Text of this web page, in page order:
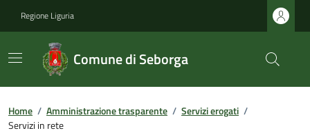
Regione Liguria
Comune di Seborga
Home / Amministrazione trasparente / Servizi erogati /
Servizi in rete